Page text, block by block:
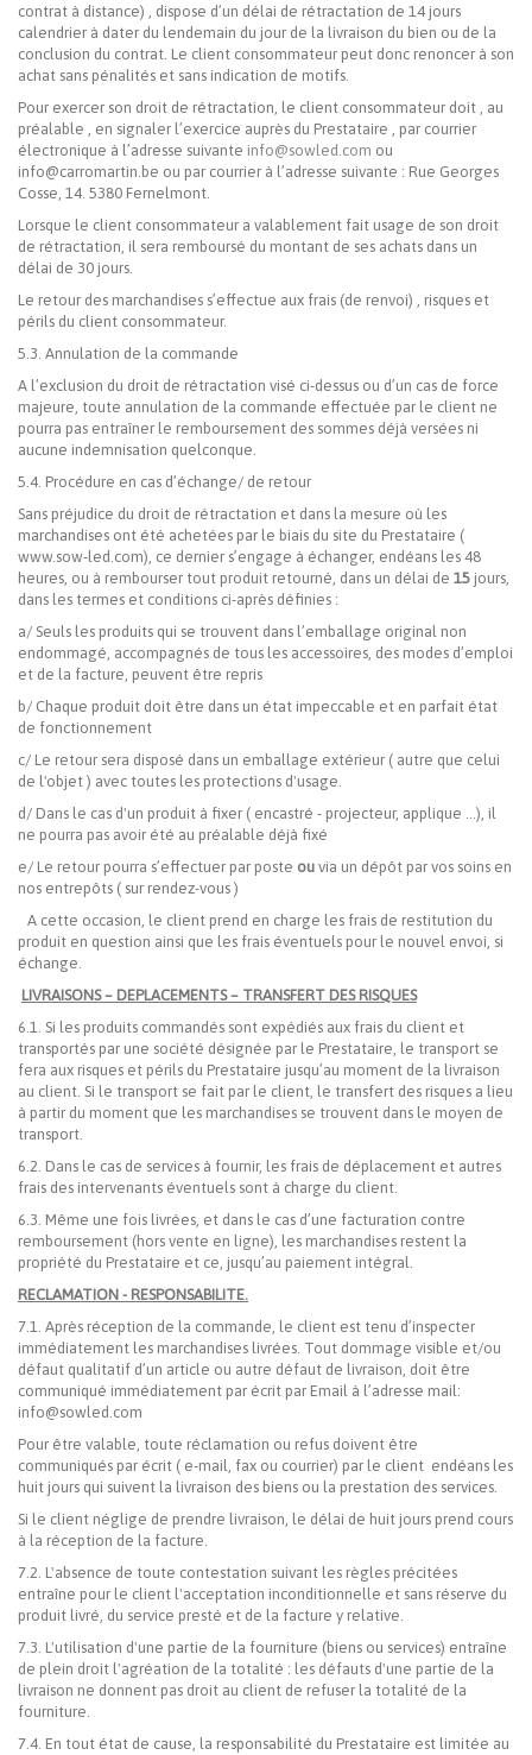
contrat à distance) , dispose d’un délai de rétractation de 14 jours
calendrier à dater du lendemain du jour de la livraison du bien ou de la
conclusion du contrat. Le client consommateur peut donc renoncer à son
achat sans pénalités et sans indication de motifs.
Pour exercer son droit de rétractation, le client consommateur doit , au
préalable , en signaler l’exercice auprès du Prestataire , par courrier
électronique à l’adresse suivante info@sowled.com ou
info@carromartin.be ou par courrier à l’adresse suivante : Rue Georges
Cosse, 14. 5380 Fernelmont.
Lorsque le client consommateur a valablement fait usage de son droit
de rétractation, il sera remboursé du montant de ses achats dans un
délai de 30 jours.
Le retour des marchandises s’effectue aux frais (de renvoi) , risques et
périls du client consommateur.
5.3. Annulation de la commande
A l’exclusion du droit de rétractation visé ci-dessus ou d’un cas de force
majeure, toute annulation de la commande effectuée par le client ne
pourra pas entraîner le remboursement des sommes déjà versées ni
aucune indemnisation quelconque.
5.4. Procédure en cas d’échange/ de retour
Sans préjudice du droit de rétractation et dans la mesure où les
marchandises ont été achetées par le biais du site du Prestataire (
www.sow-led.com), ce dernier s’engage à échanger, endéans les 48
heures, ou à rembourser tout produit retourné, dans un délai de 15 jours,
dans les termes et conditions ci-après définies :
a/ Seuls les produits qui se trouvent dans l’emballage original non
endommagé, accompagnés de tous les accessoires, des modes d’emploi
et de la facture, peuvent être repris
b/ Chaque produit doit être dans un état impeccable et en parfait état
de fonctionnement
c/ Le retour sera disposé dans un emballage extérieur ( autre que celui
de l'objet ) avec toutes les protections d'usage.
d/ Dans le cas d'un produit à fixer ( encastré - projecteur, applique ...), il
ne pourra pas avoir été au préalable déjà fixé
e/ Le retour pourra s’effectuer par poste ou via un dépôt par vos soins en
nos entrepôts ( sur rendez-vous )
A cette occasion, le client prend en charge les frais de restitution du
produit en question ainsi que les frais éventuels pour le nouvel envoi, si
échange.
LIVRAISONS – DEPLACEMENTS – TRANSFERT DES RISQUES
6.1. Si les produits commandés sont expédiés aux frais du client et
transportés par une société désignée par le Prestataire, le transport se
fera aux risques et périls du Prestataire jusqu’au moment de la livraison
au client. Si le transport se fait par le client, le transfert des risques a lieu
à partir du moment que les marchandises se trouvent dans le moyen de
transport.
6.2. Dans le cas de services à fournir, les frais de déplacement et autres
frais des intervenants éventuels sont à charge du client.
6.3. Même une fois livrées, et dans le cas d’une facturation contre
remboursement (hors vente en ligne), les marchandises restent la
propriété du Prestataire et ce, jusqu’au paiement intégral.
RECLAMATION - RESPONSABILITE.
7.1. Après réception de la commande, le client est tenu d’inspecter
immédiatement les marchandises livrées. Tout dommage visible et/ou
défaut qualitatif d’un article ou autre défaut de livraison, doit être
communiqué immédiatement par écrit par Email à l’adresse mail:
info@sowled.com
Pour être valable, toute réclamation ou refus doivent être
communiqués par écrit ( e-mail, fax ou courrier) par le client endéans les
huit jours qui suivent la livraison des biens ou la prestation des services.
Si le client néglige de prendre livraison, le délai de huit jours prend cours
à la réception de la facture.
7.2. L'absence de toute contestation suivant les règles précitées
entraîne pour le client l'acceptation inconditionnelle et sans réserve du
produit livré, du service presté et de la facture y relative.
7.3. L'utilisation d'une partie de la fourniture (biens ou services) entraîne
de plein droit l'agréation de la totalité : les défauts d'une partie de la
livraison ne donnent pas droit au client de refuser la totalité de la
fourniture.
7.4. En tout état de cause, la responsabilité du Prestataire est limitée au